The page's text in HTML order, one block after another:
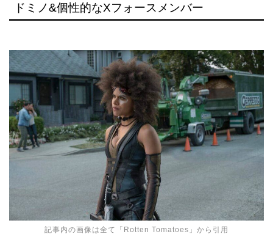
ドミノ&個性的なXフォースメンバー
記事内の画像は全て「 Rotten Tomatoes 」から引用